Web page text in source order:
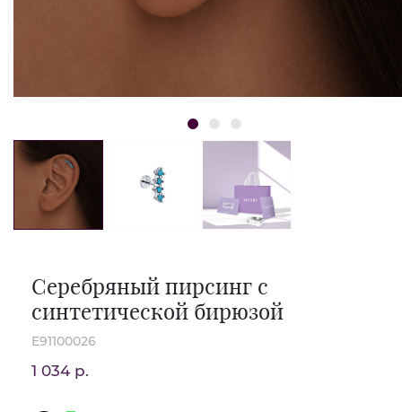
Серебряный пирсинг с
синтетической бирюзой
E91100026
1 034 р.